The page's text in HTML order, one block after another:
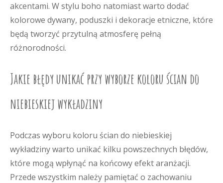
akcentami. W stylu boho natomiast warto dodać
kolorowe dywany, poduszki i dekoracje etniczne, które
będą tworzyć przytulną atmosferę pełną
różnorodności.
Jakie błędy unikać przy wyborze koloru ścian do
niebieskiej wykładziny
Podczas wyboru koloru ścian do niebieskiej
wykładziny warto unikać kilku powszechnych błędów,
które mogą wpłynąć na końcowy efekt aranżacji.
Przede wszystkim należy pamiętać o zachowaniu